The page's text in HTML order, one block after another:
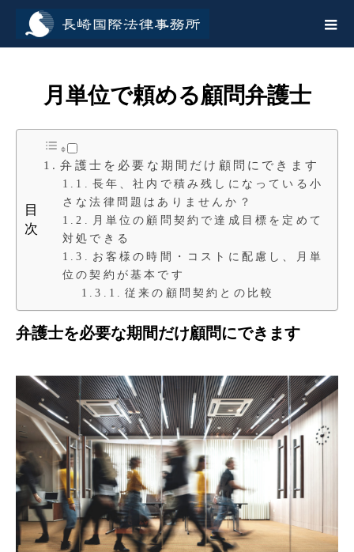
月単位で頼める顧問弁護士
目
次
弁護士を必要な期間だけ顧問にできます
長年、社内で積み残しになっている小
さな法律問題はありませんか？
月単位の顧問契約で達成目標を定めて
対処できる
お客様の時間・コストに配慮し、月単
位の契約が基本です
従来の顧問契約との比較
弁護士を必要な期間だけ顧問にできます